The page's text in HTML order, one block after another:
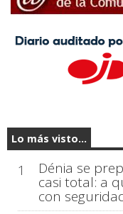
Lo más visto...
1 Dénia se
casi total: a
con